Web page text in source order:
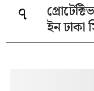
৭
ইন ঢাকা